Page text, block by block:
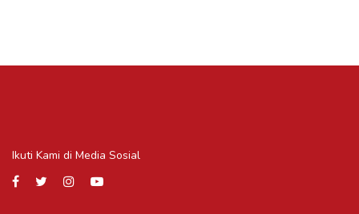
Ikuti Kami di Media Sosial